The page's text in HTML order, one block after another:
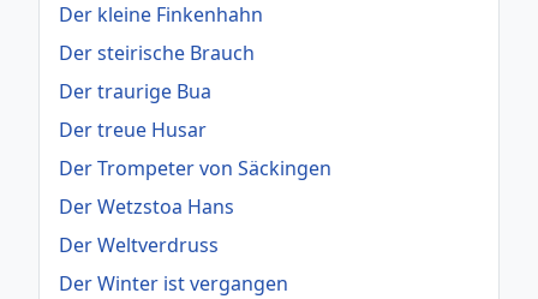
Der kleine Finkenhahn
Der steirische Brauch
Der traurige Bua
Der treue Husar
Der Trompeter von Säckingen
Der Wetzstoa Hans
Der Weltverdruss
Der Winter ist vergangen